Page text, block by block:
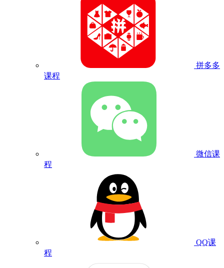
拼多多
课程
微信课
程
QQ课
程